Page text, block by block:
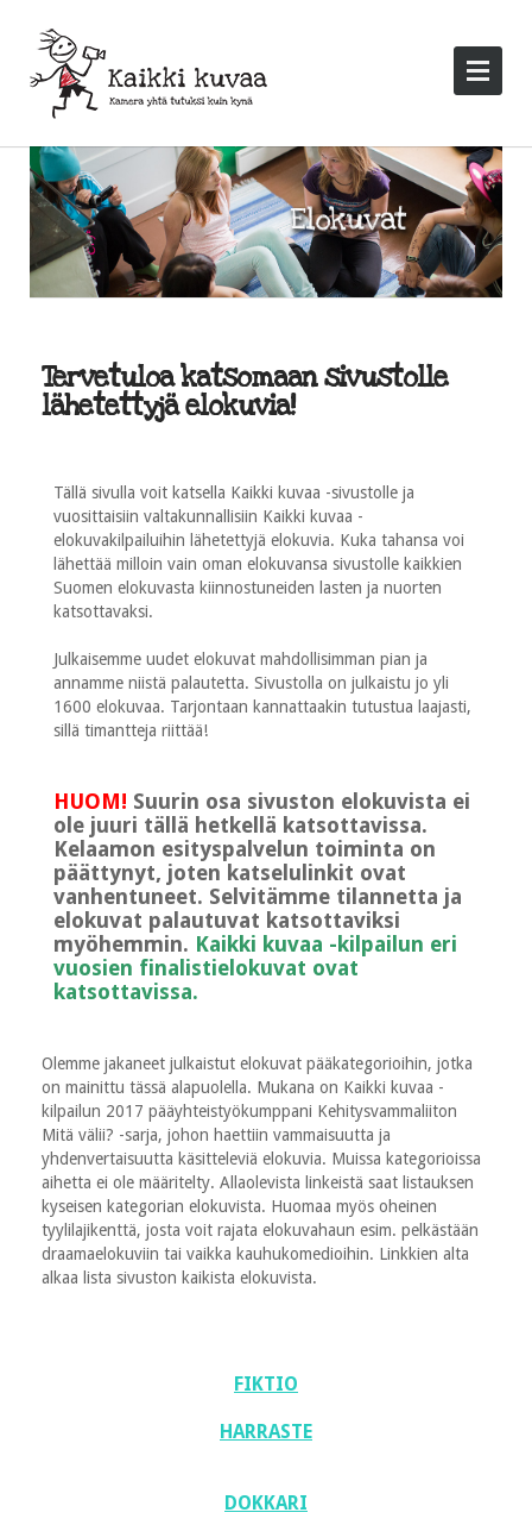
Tervetuloa katsomaan sivustolle
lähetettyjä elokuvia!
Tällä sivulla voit katsella Kaikki kuvaa -sivustolle ja
vuosittaisiin valtakunnallisiin Kaikki kuvaa -
elokuvakilpailuihin lähetettyjä elokuvia. Kuka tahansa voi
lähettää milloin vain oman elokuvansa sivustolle kaikkien
Suomen elokuvasta kiinnostuneiden lasten ja nuorten
katsottavaksi.
Julkaisemme uudet elokuvat mahdollisimman pian ja
annamme niistä palautetta. Sivustolla on julkaistu jo yli
1600 elokuvaa. Tarjontaan kannattaakin tutustua laajasti,
sillä timantteja riittää!
HUOM! Suurin osa sivuston elokuvista ei
ole juuri tällä hetkellä katsottavissa.
Kelaamon esityspalvelun toiminta on
päättynyt, joten katselulinkit ovat
vanhentuneet. Selvitämme tilannetta ja
elokuvat palautuvat katsottaviksi
myöhemmin. Kaikki kuvaa -kilpailun eri
vuosien finalistielokuvat ovat
katsottavissa.
Olemme jakaneet julkaistut elokuvat pääkategorioihin, jotka
on mainittu tässä alapuolella. Mukana on Kaikki kuvaa -
kilpailun 2017 pääyhteistyökumppani Kehitysvammaliiton
Mitä välii? -sarja, johon haettiin vammaisuutta ja
yhdenvertaisuutta käsitteleviä elokuvia. Muissa kategorioissa
aihetta ei ole määritelty. Allaolevista linkeistä saat listauksen
kyseisen kategorian elokuvista. Huomaa myös oheinen
tyylilajikenttä, josta voit rajata elokuvahaun esim. pelkästään
draamaelokuviin tai vaikka kauhukomedioihin. Linkkien alta
alkaa lista sivuston kaikista elokuvista.
FIKTIO
HARRASTE
DOKKARI